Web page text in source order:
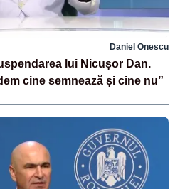
Daniel Onescu
lui Nicușor Dan.
cine semnează și cine nu”